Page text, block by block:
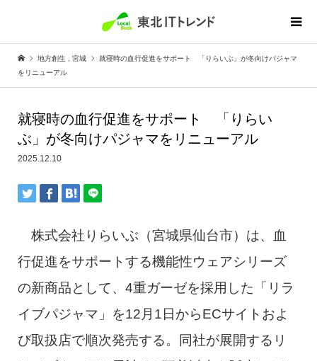
地方創生 宮城
就寝時の血行促進をサポート 「りらいぶ」が冬向けパジャマ
をリニューアル
就寝時の血行促進をサポート 「りらい
ぶ」が冬向けパジャマをリニューアル
2025.12.10
株式会社りらいぶ（宮城県仙台市）は、血
行促進をサポートする機能性ウェアシリーズ
の新商品として、4重ガーゼを採用した「リラ
イブパジャマ」を12月1日からECサイトおよ
び取扱店で順次発売する。同社が展開するリ